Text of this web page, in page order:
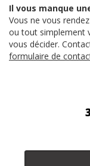
Il vous manque
Vous ne vous
ou tout simplement
vous décider.
formulaire de